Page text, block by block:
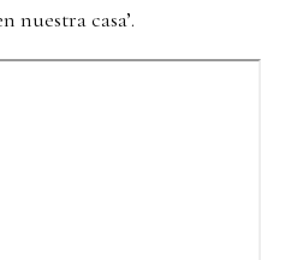
nuestra casa’.